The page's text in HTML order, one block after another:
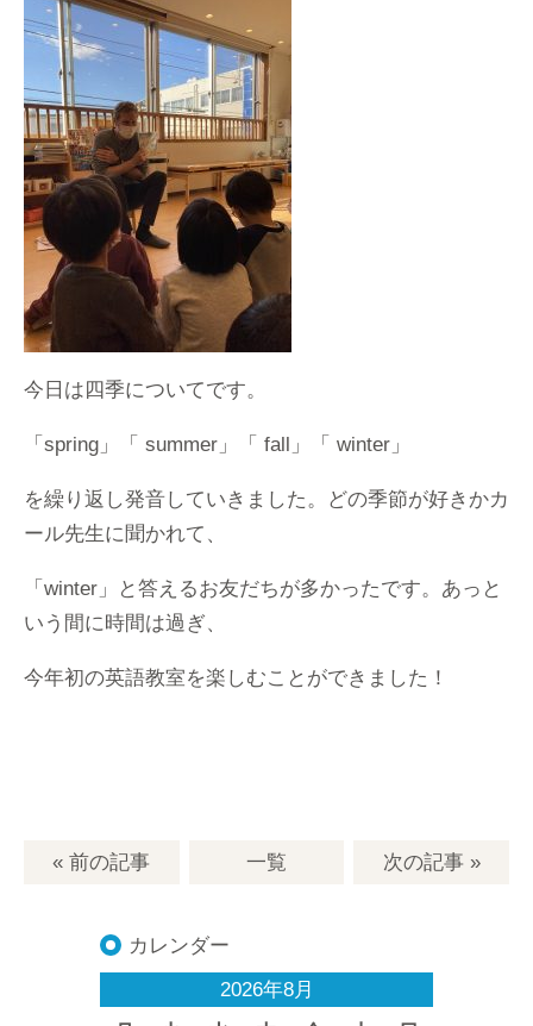
今日は四季についてです。
「spring」「 summer」「 fall」「 winter」
を繰り返し発音していきました。どの季節が好きかカ
ール先生に聞かれて、
「winter」と答えるお友だちが多かったです。あっと
いう間に時間は過ぎ、
今年初の英語教室を楽しむことができました！
« 前の記事 一覧 次の記事»
カレンダー
2026年8月